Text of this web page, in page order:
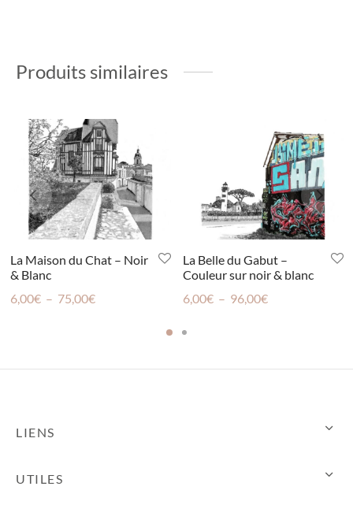
Produits similaires
La Maison du Chat – Noir
& Blanc
6,00€ – 75,00€Plage
à
La Belle du Gabut –
Couleur sur noir & blanc
6,00€ – 96,00€Plage
à
LIENS
UTILES